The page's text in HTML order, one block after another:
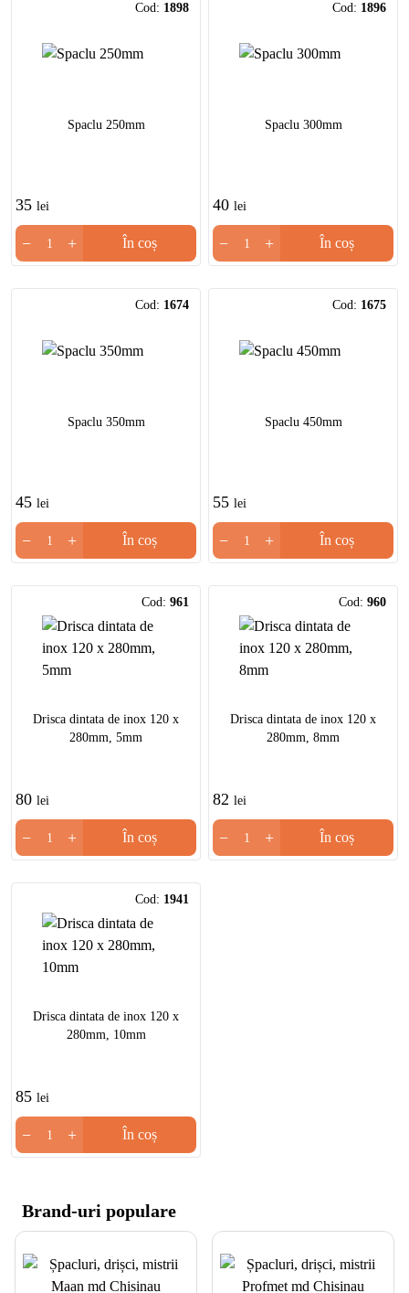
Cod: 1898
Spaclu 250mm
35 lei
− + În coș
Cod: 1896
Spaclu 300mm
40 lei
− + În coș
Cod: 1674
Spaclu 350mm
45 lei
− + În coș
Cod: 1675
Spaclu 450mm
55 lei
− + În coș
Cod: 961
Drisca dintata de inox 120 x
280mm, 5mm
80 lei
− + În coș
Cod: 960
Drisca dintata de inox 120 x
280mm, 8mm
82 lei
− + În coș
Cod: 1941
Drisca dintata de inox 120 x
280mm, 10mm
85 lei
− + În coș
Brand-uri populare